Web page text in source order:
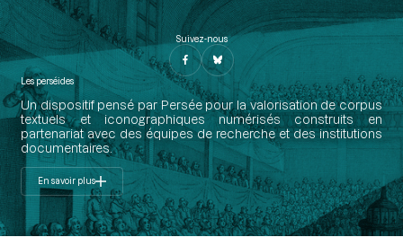
Suivez-nous
Les perséides
Un dispositif pensé par Persée pour la valorisation de corpus
textuels et iconographiques numérisés construits en
partenariat avec des équipes de recherche et des institutions
documentaires.
En savoir plus